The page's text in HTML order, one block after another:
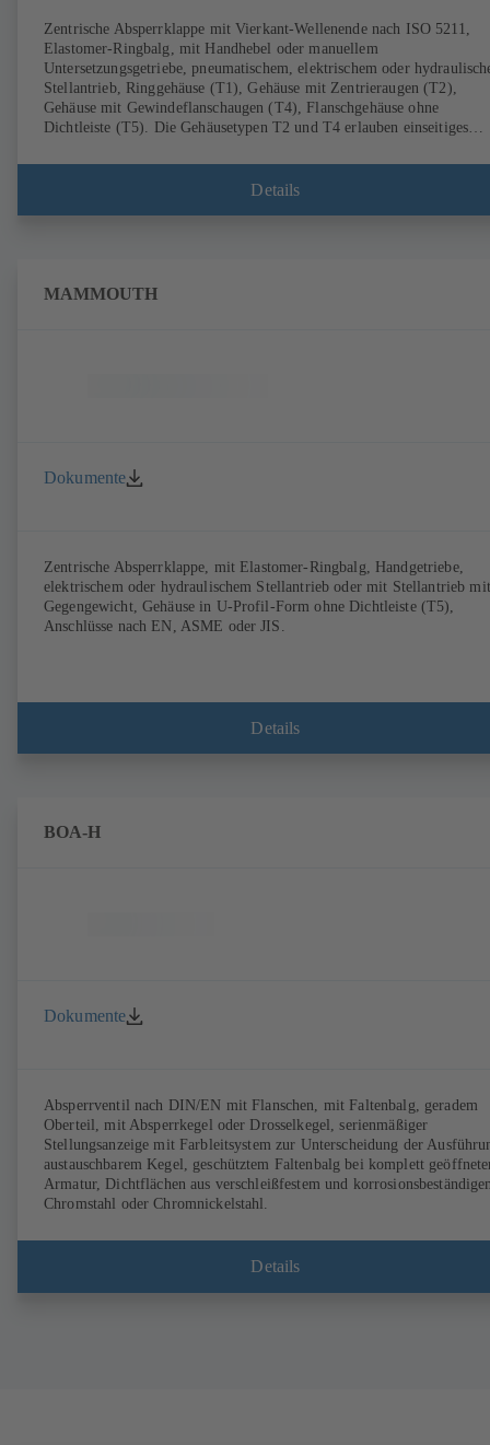
Zentrische Absperrklappe mit Vierkant-Wellenende nach ISO 5211,
Elastomer-Ringbalg, mit Handhebel oder manuellem
Untersetzungsgetriebe, pneumatischem, elektrischem oder
Stellantrieb, Ringgehäuse (T1), Gehäuse mit Zentrieraugen (T2),
Gehäuse mit Gewindeflanschaugen (T4), Flanschgehäuse ohne
Dichtleiste (T5). Die Gehäusetypen T2 und T4 erlauben einseitiges
Anschlüsse nach EN, ASME, JIS.
Details
MAMMOUTH
Dokumente
Zentrische Absperrklappe, mit Elastomer-Ringbalg, Handgetriebe,
elektrischem oder hydraulischem Stellantrieb oder mit Stellantrieb mit
Gegengewicht, Gehäuse in U-Profil-Form ohne Dichtleiste (T5),
Anschlüsse nach EN, ASME oder JIS.
Details
BOA-H
Dokumente
Absperrventil nach DIN/EN mit Flanschen, mit Faltenbalg, geradem
Oberteil, mit Absperrkegel oder Drosselkegel, serienmäßiger
Stellungsanzeige mit Farbleitsystem zur Unterscheidung der
austauschbarem Kegel, geschütztem Faltenbalg bei komplett
Armatur, Dichtflächen aus verschleißfestem und
Chromstahl oder Chromnickelstahl.
Details